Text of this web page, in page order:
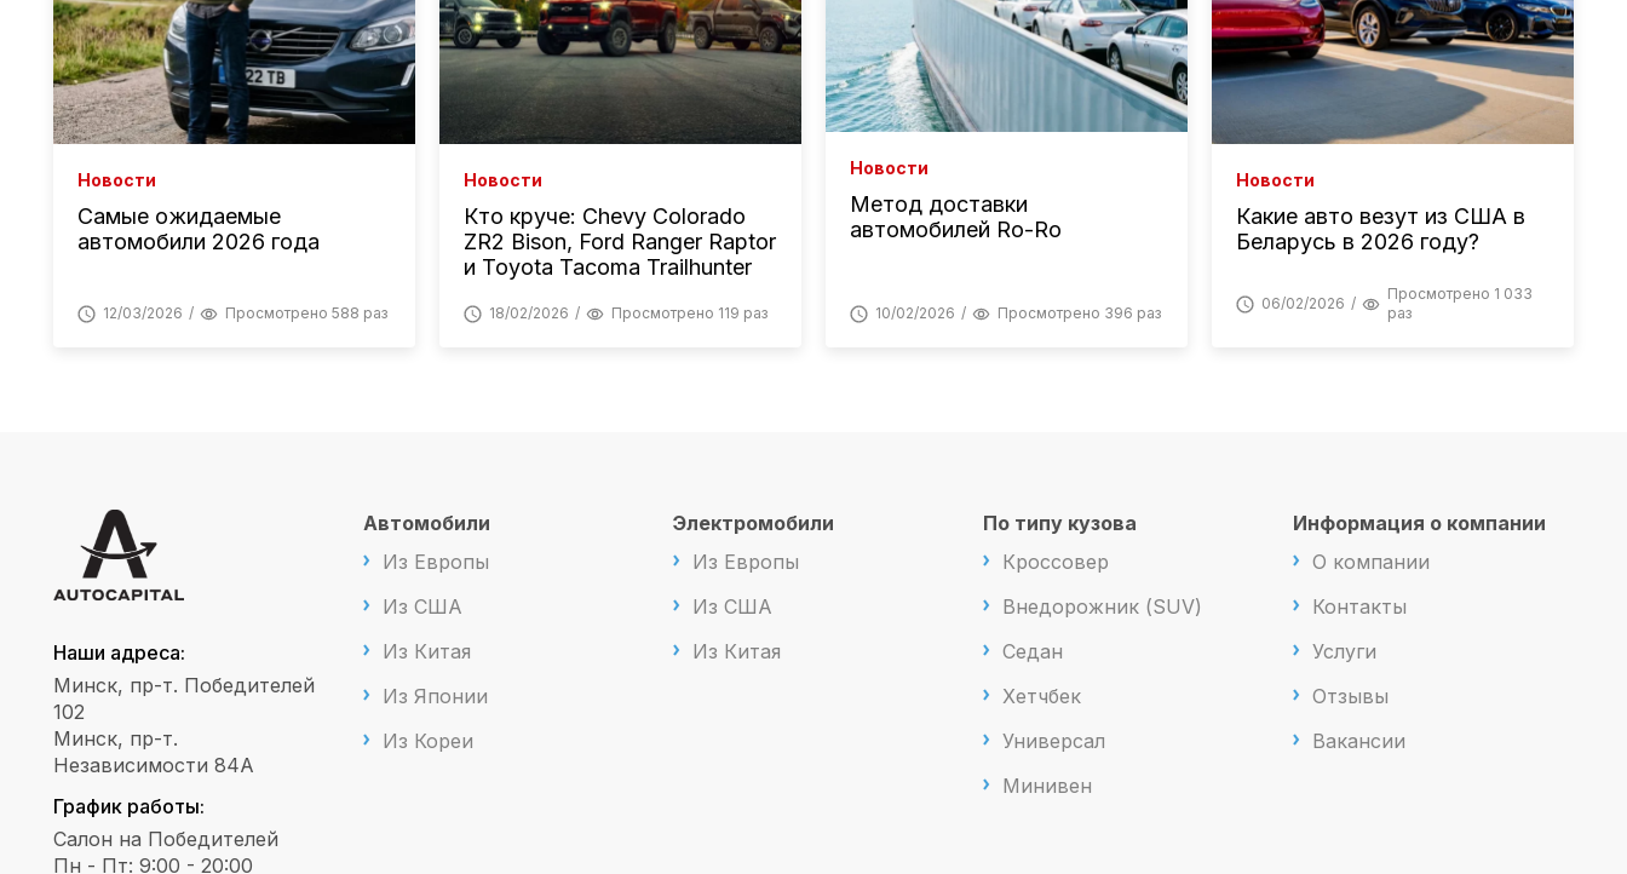
Новости
Самые ожидаемые
автомобили 2026 года
12/03/2026 Просмотрено 588 раз
Новости
Кто круче: Chevy Colorado
ZR2 Bison, Ford Ranger Raptor
и Toyota Tacoma Trailhunter
18/02/2026 Просмотрено 119 раз
Новости
Метод доставки
автомобилей Ro-Ro
10/02/2026 Просмотрено 396 раз
Новости
Какие авто везут из США в
Беларусь в 2026 году?
06/02/2026
Просмотрено 1 033
раз
Наши адреса:
Минск, пр-т. Победителей
102
Минск, пр-т.
Независимости 84А
График работы:
Салон на Победителей
Пн - Пт: 9:00 - 20:00
Автомобили
Из Европы
Из США
Из Китая
Из Японии
Из Кореи
Электромобили
Из Европы
Из США
Из Китая
По типу кузова
Кроссовер
Внедорожник (SUV)
Седан
Хетчбек
Универсал
Минивен
Информация о компании
О компании
Контакты
Услуги
Отзывы
Вакансии